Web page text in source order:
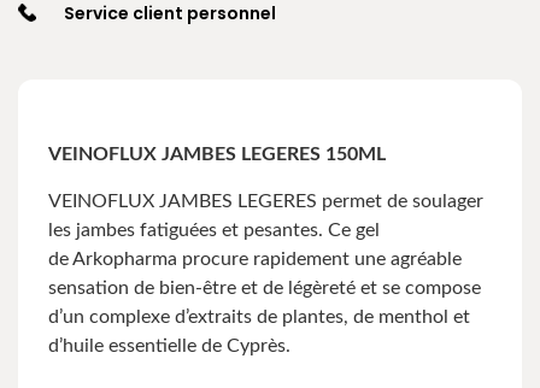
Service client personnel
VEINOFLUX JAMBES LEGERES 150ML
VEINOFLUX JAMBES LEGERES permet de soulager
les jambes fatiguées et pesantes. Ce gel
de Arkopharma procure rapidement une agréable
sensation de bien-être et de légèreté et se compose
d’un complexe d’extraits de plantes, de menthol et
d’huile essentielle de Cyprès.